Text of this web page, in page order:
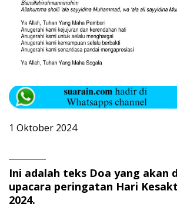
1 Oktober 2024
Ini adalah teks Doa yang akan
upacara peringatan Hari
2024.